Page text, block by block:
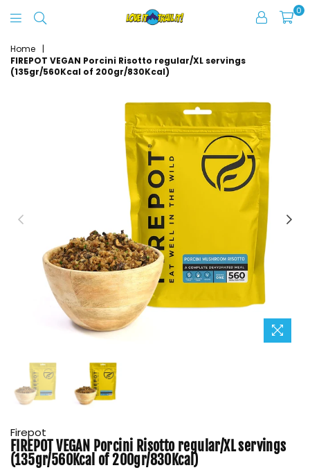
It
Trail
0
Home
|
FIREPOT VEGAN Porcini Risotto regular/XL servings
(135gr/560Kcal of 200gr/830Kcal)
Firepot
FIREPOT VEGAN Porcini Risotto regular/XL servings
(135gr/560Kcal of 200gr/830Kcal)